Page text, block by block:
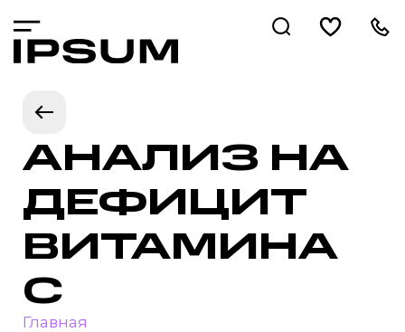
АНАЛИЗ НА
ДЕФИЦИТ
ВИТАМИНА
С
Главная